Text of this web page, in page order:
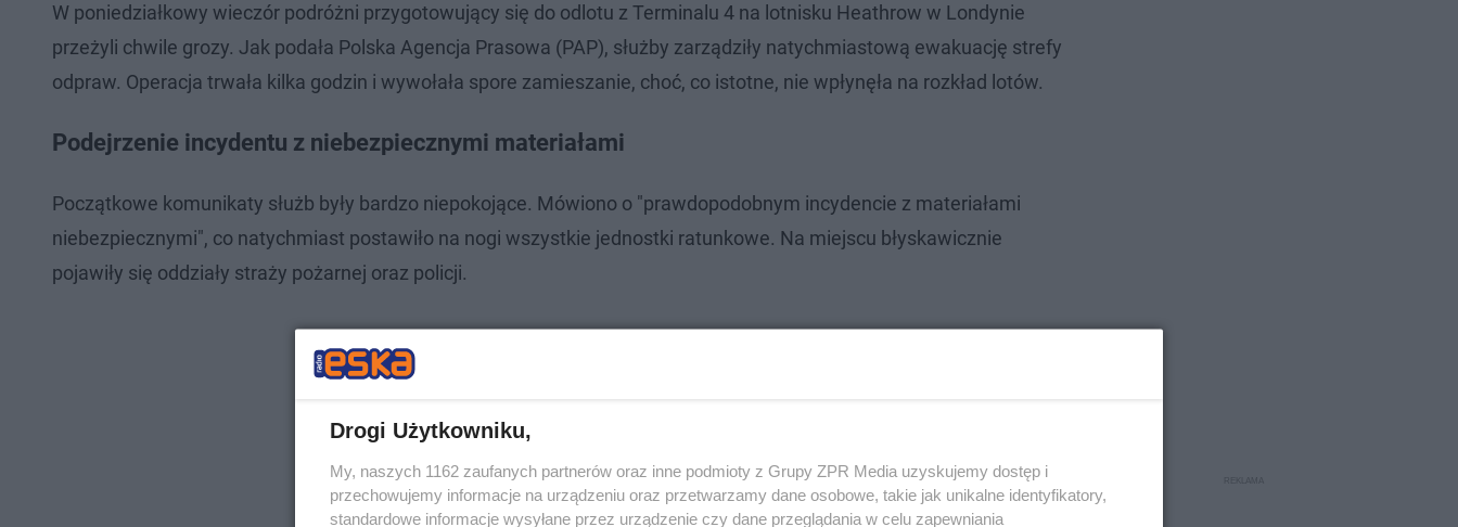
W poniedziałkowy wieczór podróżni przygotowujący się do odlotu z Terminalu 4 na lotnisku Heathrow w Londynie
przeżyli chwile grozy. Jak podała Polska Agencja Prasowa (PAP), służby zarządziły natychmiastową ewakuację strefy
odpraw. Operacja trwała kilka godzin i wywołała spore zamieszanie, choć, co istotne, nie wpłynęła na rozkład lotów.
Podejrzenie incydentu z niebezpiecznymi materiałami
Początkowe komunikaty służb były bardzo niepokojące. Mówiono o "prawdopodobnym incydencie z materiałami
niebezpiecznymi", co natychmiast postawiło na nogi wszystkie jednostki ratunkowe. Na miejscu błyskawicznie
pojawiły się oddziały straży pożarnej oraz policji.
Drogi Użytkowniku,
My, naszych 1162 zaufanych partnerów oraz inne podmioty z Grupy ZPR Media uzyskujemy dostęp i
przechowujemy informacje na urządzeniu oraz przetwarzamy dane osobowe, takie jak unikalne identyfikatory,
standardowe informacje wysyłane przez urządzenie czy dane przeglądania w celu zapewniania